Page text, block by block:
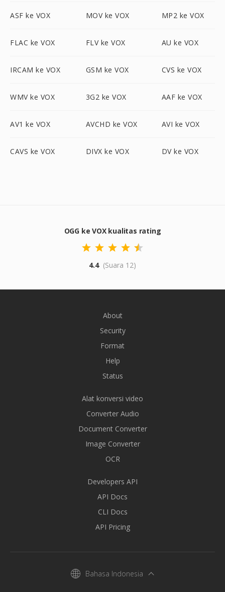
ASF ke VOX MOV ke VOX MP2 ke VOX
FLAC ke VOX FLV ke VOX AU ke VOX
IRCAM ke VOX GSM ke VOX CVS ke VOX
WMV ke VOX 3G2 ke VOX AAF ke VOX
AV1 ke VOX AVCHD ke VOX AVI ke VOX
CAVS ke VOX DIVX ke VOX DV ke VOX
OGG ke VOX kualitas rating
4.4 (Suara 12)
About
Security
Format
Help
Status
Alat konversi video
Converter Audio
Document Converter
Image Converter
OCR
Developers API
API Docs
CLI Docs
API Pricing
Bahasa Indonesia